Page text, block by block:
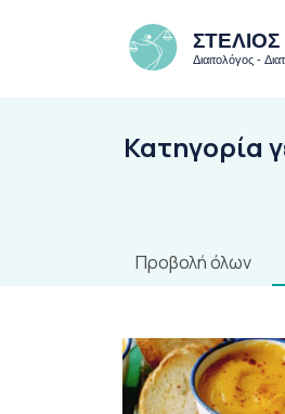
Κατηγορία
Προβολή όλων